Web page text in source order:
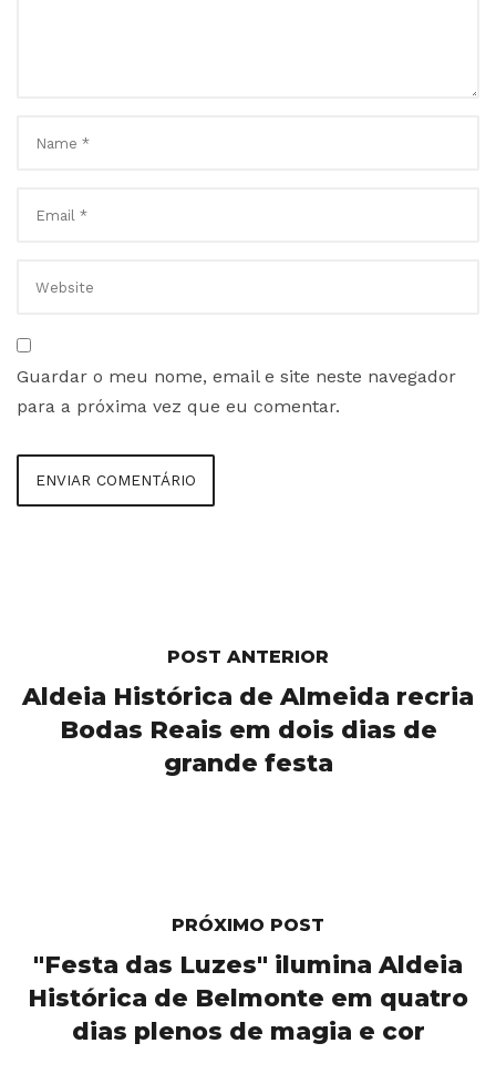
Guardar o meu nome, email e site neste navegador
para a próxima vez que eu comentar.
POST ANTERIOR
Aldeia Histórica de Almeida recria
Bodas Reais em dois dias de
grande festa
PRÓXIMO POST
"Festa das Luzes" ilumina Aldeia
Histórica de Belmonte em quatro
dias plenos de magia e cor